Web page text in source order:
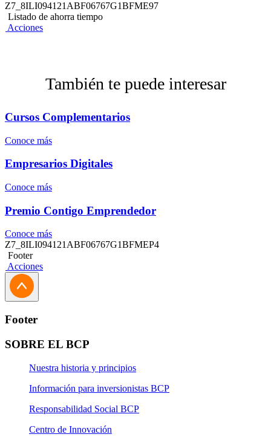
Z7_8ILI094121ABF06767G1BFME97
Listado de ahorra tiempo
Acciones
También te puede interesar
Cursos Complementarios
Conoce más
Empresarios Digitales
Conoce más
Premio Contigo Emprendedor
Conoce más
Z7_8ILI094121ABF06767G1BFMEP4
Footer
Acciones
Footer
SOBRE EL BCP
Nuestra historia y principios
Información para inversionistas BCP
Responsabilidad Social BCP
Centro de Innovación